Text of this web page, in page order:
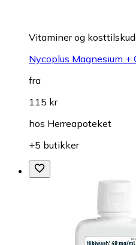
Vitaminer og
Nycoplus Magnesium
fra
115 kr
hos Herreapoteket
+5 butikker